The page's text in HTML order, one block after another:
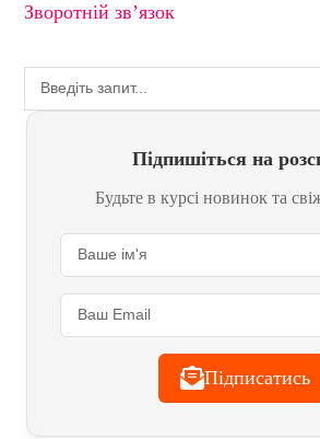
Зворотній зв’язок
Підпишіться на
Будьте в курсі новинок та
Підписатись